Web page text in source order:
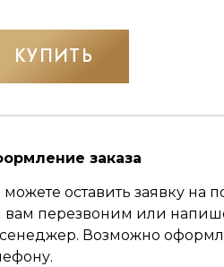
КУПИТЬ
заказа
оставить заявку на
вам перезвоним или
Возможно